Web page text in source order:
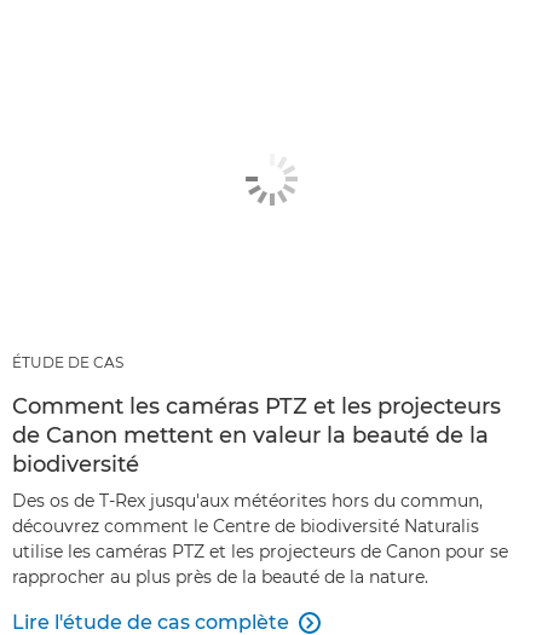
ÉTUDE DE CAS
Comment les caméras PTZ et les projecteurs
de Canon mettent en valeur la beauté de la
biodiversité
Des os de T-Rex jusqu'aux météorites hors du commun,
découvrez comment le Centre de biodiversité Naturalis
utilise les caméras PTZ et les projecteurs de Canon pour se
rapprocher au plus près de la beauté de la nature.
Lire l'étude de cas complète 